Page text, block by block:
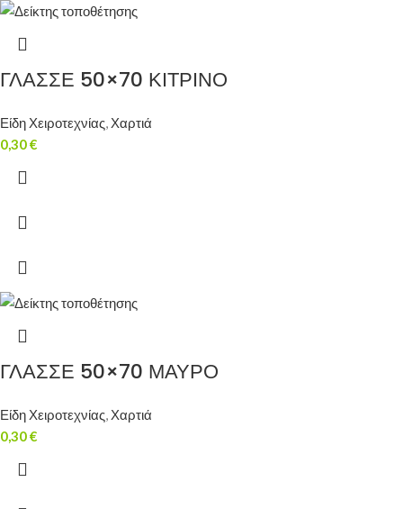
ΓΛΑΣΣΕ 50×70 ΚΙΤΡΙΝΟ
Είδη Χειροτεχνίας, Χαρτιά
0,30€
ΓΛΑΣΣΕ 50×70 ΜΑΥΡΟ
Είδη Χειροτεχνίας, Χαρτιά
0,30€